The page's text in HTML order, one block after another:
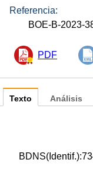
Referencia:
BOE-B-2023-
PDF
Texto Análisis